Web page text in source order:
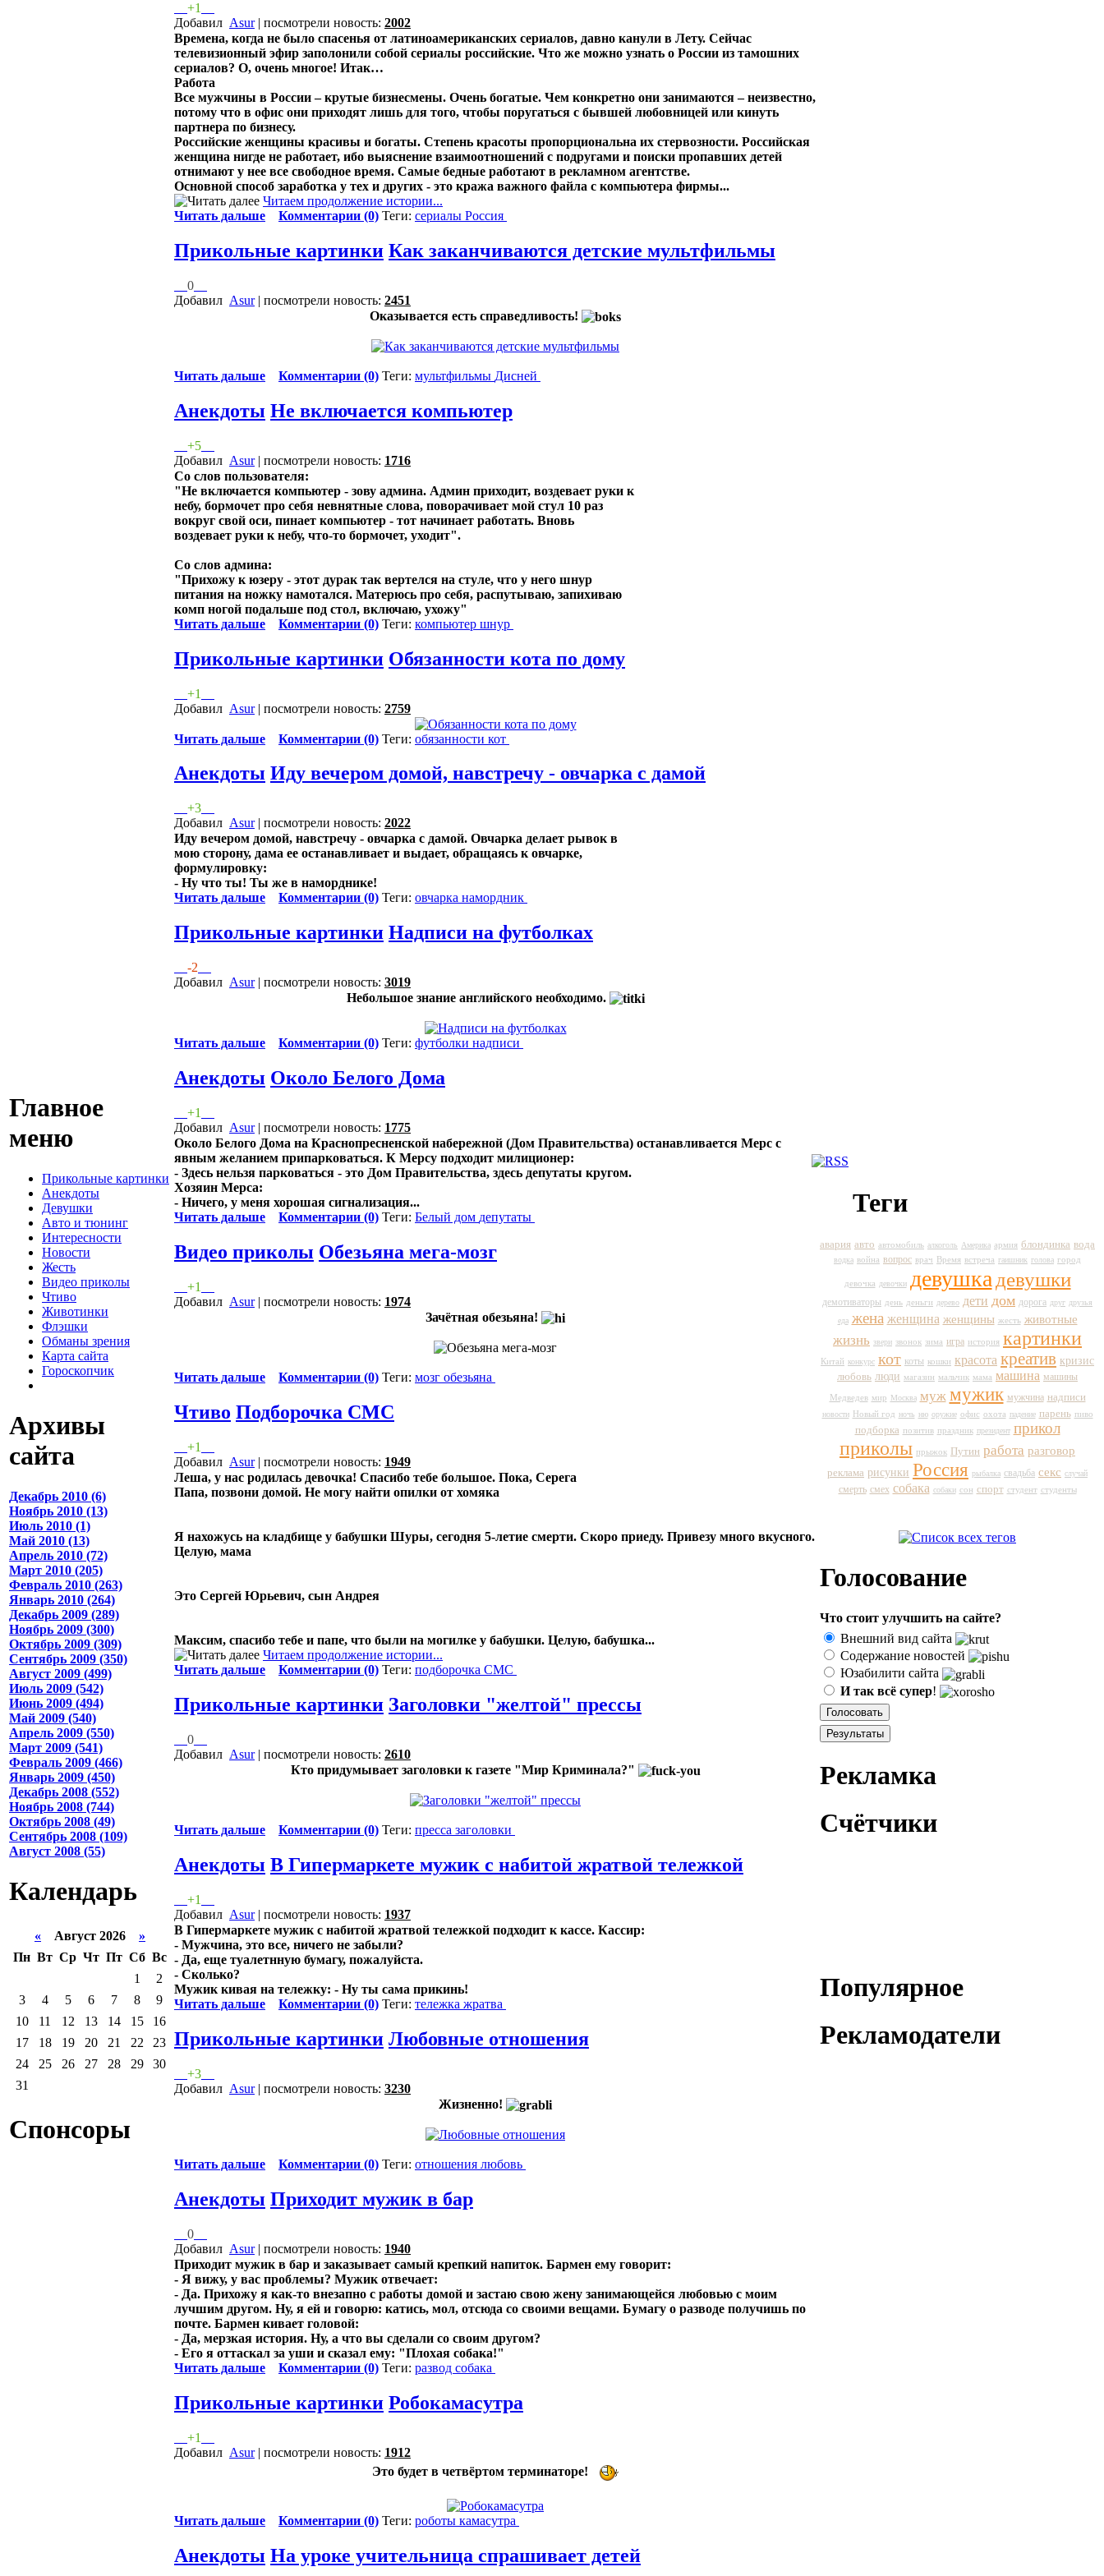
Главное
меню
Прикольные картинки
Анекдоты
Девушки
Авто и тюнинг
Интересности
Новости
Жесть
Видео приколы
Чтиво
Животинки
Флэшки
Обманы зрения
Карта сайта
Гороскопчик
Архивы
сайта
Декабрь 2010 (6)
Ноябрь 2010 (13)
Июль 2010 (1)
Май 2010 (13)
Апрель 2010 (72)
Март 2010 (205)
Февраль 2010 (263)
Январь 2010 (264)
Декабрь 2009 (289)
Ноябрь 2009 (300)
Октябрь 2009 (309)
Сентябрь 2009 (350)
Август 2009 (499)
Июль 2009 (542)
Июнь 2009 (494)
Май 2009 (540)
Апрель 2009 (550)
Март 2009 (541)
Февраль 2009 (466)
Январь 2009 (450)
Декабрь 2008 (552)
Ноябрь 2008 (744)
Октябрь 2008 (49)
Сентябрь 2008 (109)
Август 2008 (55)
Календарь
« Август 2026 »
Пн Вт Ср Чт Пт Сб Вс
1
2
3
4 5 6 7 8
9
10
11 12 13 14 15
16
17
18 19 20 21 22
23
24
25 26 27 28 29
30
31
Спонсоры
+1
Добавил Asur| посмотрели новость: 2002
Времена, когда не было спасенья от латиноамериканских сериалов, давно канули в Лету. Сейчас
телевизионный эфир заполонили собой сериалы российские. Что же можно узнать о России из тамошних
сериалов? О, очень многое! Итак…
Работа
Все мужчины в России – крутые бизнесмены. Очень богатые. Чем конкретно они занимаются – неизвестно,
потому что в офис они приходят лишь для того, чтобы поругаться с бывшей любовницей или кинуть
партнера по бизнесу.
Российские женщины красивы и богаты. Степень красоты пропорциональна их стервозности. Российская
женщина нигде не работает, ибо выяснение взаимоотношений с подругами и поиски пропавших детей
отнимают у нее все свободное время. Самые бедные работают в рекламном агентстве.
Основной способ заработка у тех и других - это кража важного файла с компьютера фирмы...
Читаем продолжение истории...
Читать дальше
Комментарии (0) Теги: сериалы Россия
Прикольные картинки Как заканчиваются детские мультфильмы
0
Добавил Asur| посмотрели новость: 2451
Оказывается есть справедливость!
Читать дальше Комментарии (0) Теги: мультфильмы Дисней
Анекдоты Не включается компьютер
+5
Добавил Asur| посмотрели новость: 1716
Cо слов пользователя:
"Не включается компьютер - зову админа. Админ приходит, воздевает руки к
небу, бормочет про себя невнятные слова, поворачивает мой стул 10 раз
вокруг свой оси, пинает компьютер - тот начинает работать. Вновь
воздевает руки к небу, что-то бормочет, уходит".
Cо слов админа:
"Прихожу к юзеру - этот дурак так вертелся на стуле, что у него шнур
питания на ножку намотался. Матерюсь про себя, распутываю, запихиваю
комп ногой подальше под стол, включаю, ухожу"
Читать дальше
Комментарии (0) Теги: компьютер шнур
Прикольные картинки Обязанности кота по дому
+1
Добавил Asur| посмотрели новость: 2759
Читать дальше Комментарии (0) Теги: обязанности кот
Анекдоты Иду вечером домой, навстречу - овчарка с дамой
+3
Добавил Asur| посмотрели новость: 2022
Иду вечером домой, навстречу - овчарка с дамой. Овчарка делает рывок в
мою сторону, дама ее останавливает и выдает, обращаясь к овчарке,
формулировку:
- Ну что ты! Ты же в наморднике!
Читать дальше
Комментарии (0) Теги: овчарка намордник
Прикольные картинки Надписи на футболках
-2
Добавил Asur| посмотрели новость: 3019
Небольшое знание английского необходимо.
Читать дальше Комментарии (0) Теги: футболки надписи
Анекдоты Около Белого Дома
+1
Добавил Asur| посмотрели новость: 1775
Около Белого Дома на Краснопресненской набережной (Дом Правительства) останавливается Мерс с
явным желанием припарковаться. К Мерсу подходит милиционер:
- Здесь нельзя парковаться - это Дом Правительства, здесь депутаты кругом.
Хозяин Мерса:
- Ничего, у меня хорошая сигнализация...
Читать дальше
Комментарии (0) Теги: Белый дом депутаты
Видео приколы Обезьяна мега-мозг
+1
Добавил Asur| посмотрели новость: 1974
Зачётная обезьяна!
Читать дальше Комментарии (0) Теги: мозг обезьяна
Чтиво Подборочка СМС
+1
Добавил Asur| посмотрели новость: 1949
Леша, у нас родилась девочка! Спасибо тебе большое. Пока, Серега
Папа, позвони домой. Не могу найти опилки от хомяка
Я нахожусь на кладбище у бабушки Шуры, сегодня 5-летие смерти. Скоро приеду. Привезу много вкусного.
Целую, мама
Это Сергей Юрьевич, сын Андрея
Максим, спасибо тебе и папе, что были на могилке у бабушки. Целую, бабушка...
Читаем продолжение истории...
Читать дальше
Комментарии (0) Теги: подборочка СМС
Прикольные картинки Заголовки "желтой" прессы
0
Добавил Asur| посмотрели новость: 2610
Кто придумывает заголовки к газете "Мир Криминала?"
Читать дальше Комментарии (0) Теги: пресса заголовки
Анекдоты В Гипермаркете мужик с набитой жратвой тележкой
+1
Добавил Asur| посмотрели новость: 1937
В Гипермаркете мужик с набитой жратвой тележкой подходит к кассе. Кассир:
- Мужчина, это все, ничего не забыли?
- Да, еще туалетнную бумагу, пожалуйста.
- Сколько?
Мужик кивая на тележку: - Ну ты сама прикинь!
Читать дальше
Комментарии (0) Теги: тележка жратва
Прикольные картинки Любовные отношения
+3
Добавил Asur| посмотрели новость: 3230
Жизненно!
Читать дальше Комментарии (0) Теги: отношения любовь
Анекдоты Приходит мужик в бар
0
Добавил Asur| посмотрели новость: 1940
Приходит мужик в бар и заказывает самый крепкий напиток. Бармен ему говорит:
- Я вижу, у вас проблемы? Мужик отвечает:
- Да. Прихожу я как-то внезапно с работы домой и застаю свою жену занимающейся любовью с моим
лучшим другом. Ну, я ей и говорю: катись, мол, отсюда со своими вещами. Бумагу о разводе получишь по
почте. Бармен кивает головой:
- Да, мерзкая история. Ну, а что вы сделали со своим другом?
- Его я оттаскал за уши и сказал ему: "Плохая собака!"
Читать дальше
Комментарии (0) Теги: развод собака
Прикольные картинки Робокамасутра
+1
Добавил Asur| посмотрели новость: 1912
Это будет в четвёртом терминаторе!
Читать дальше Комментарии (0) Теги: роботы камасутра
Анекдоты На уроке учительница спрашивает детей
Теги
авария авто автомобиль алкоголь Америка армия блондинка вода
водка война вопрос врач Время встреча гаишник голова город
девочка девочки девушка девушки
демотиваторы день деньги дерево дети дом дорога друг друзья
еда жена женщина женщины жесть животные
жизнь звери звонок зима игра история картинки
Китай конкурс кот коты кошки красота креатив кризис
любовь люди магазин мальчик мама машина машины
Медведев мир Москва муж мужик мужчина надписи
новости Новый год ночь ню оружие офис охота падение парень пиво
подборка позитив праздник президент прикол
приколы прыжок Путин работа разговор
реклама рисунки Россия рыбалка свадьба секс случай
смерть смех собака собаки сон спорт студент студенты
Голосование
Что стоит улучшить на сайте?
Внешний вид сайта
Содержание новостей
Юзабилити сайта
И так всё супер!
Рекламка
Счётчики
Популярное
Рекламодатели